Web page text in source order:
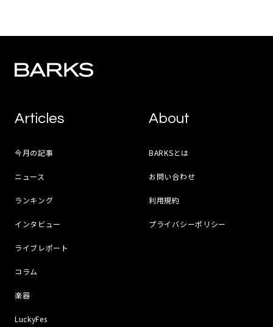
Articles
今月の記事
ニュース
ランキング
インタビュー
ライブレポート
コラム
楽器
LuckyFes
About
BARKSとは
お問い合わせ
利用規約
プライバシーポリシー